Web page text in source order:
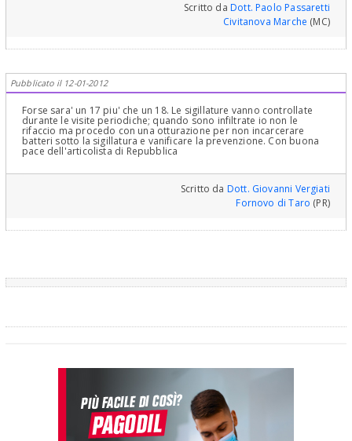
Scritto daDott. Paolo Passaretti
Civitanova Marche (MC)
Pubblicato il 12-01-2012
Forse sara' un 17 piu' che un 18. Le sigillature vanno controllate
durante le visite periodiche; quando sono infiltrate io non le
rifaccio ma procedo con una otturazione per non incarcerare
batteri sotto la sigillatura e vanificare la prevenzione. Con buona
pace dell'articolista di Repubblica
Scritto da Dott. Giovanni Vergiati
Fornovo di Taro (PR)